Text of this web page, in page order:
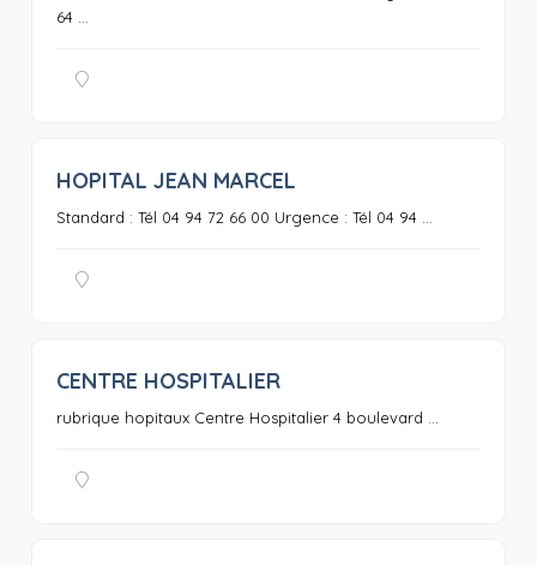
64 ...
HOPITAL JEAN MARCEL
Standard : Tél 04 94 72 66 00 Urgence : Tél 04 94 ...
CENTRE HOSPITALIER
rubrique hopitaux Centre Hospitalier 4 boulevard ...